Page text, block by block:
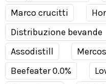
Marco crucitti
Distribuzione bevande
Assodistill
Beefeater 0.0%